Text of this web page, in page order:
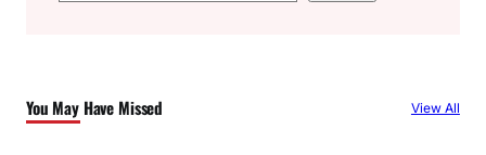
h
You May Have Missed View All